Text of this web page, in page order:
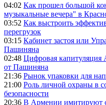
04:02 Как прошел большой
музыкальные вечера" в
03:52 Как выстроить
перегрузок
03:15 Кабинет застоя или
Пашиняна
02:48 Цифровая
от Пашиняна
21:36 Рынок упаковки для
21:00 Роль личной охраны в
безопасности
20:36 В Армении имитируют